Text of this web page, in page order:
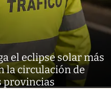
el eclipse solar más
la circulación de
provincias